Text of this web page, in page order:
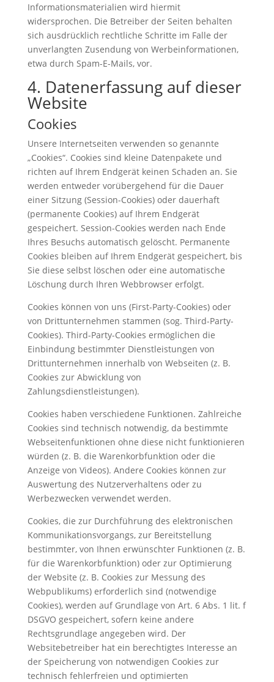
Informationsmaterialien wird hiermit
widersprochen. Die Betreiber der Seiten behalten
sich ausdrücklich rechtliche Schritte im Falle der
unverlangten Zusendung von Werbeinformationen,
etwa durch Spam-E-Mails, vor.
4. Datenerfassung auf dieser
Website
Cookies
Unsere Internetseiten verwenden so genannte
„Cookies“. Cookies sind kleine Datenpakete und
richten auf Ihrem Endgerät keinen Schaden an. Sie
werden entweder vorübergehend für die Dauer
einer Sitzung (Session-Cookies) oder dauerhaft
(permanente Cookies) auf Ihrem Endgerät
gespeichert. Session-Cookies werden nach Ende
Ihres Besuchs automatisch gelöscht. Permanente
Cookies bleiben auf Ihrem Endgerät gespeichert, bis
Sie diese selbst löschen oder eine automatische
Löschung durch Ihren Webbrowser erfolgt.
Cookies können von uns (First-Party-Cookies) oder
von Drittunternehmen stammen (sog. Third-Party-
Cookies). Third-Party-Cookies ermöglichen die
Einbindung bestimmter Dienstleistungen von
Drittunternehmen innerhalb von Webseiten (z. B.
Cookies zur Abwicklung von
Zahlungsdienstleistungen).
Cookies haben verschiedene Funktionen. Zahlreiche
Cookies sind technisch notwendig, da bestimmte
Webseitenfunktionen ohne diese nicht funktionieren
würden (z. B. die Warenkorbfunktion oder die
Anzeige von Videos). Andere Cookies können zur
Auswertung des Nutzerverhaltens oder zu
Werbezwecken verwendet werden.
Cookies, die zur Durchführung des elektronischen
Kommunikationsvorgangs, zur Bereitstellung
bestimmter, von Ihnen erwünschter Funktionen (z. B.
für die Warenkorbfunktion) oder zur Optimierung
der Website (z. B. Cookies zur Messung des
Webpublikums) erforderlich sind (notwendige
Cookies), werden auf Grundlage von Art. 6 Abs. 1 lit. f
DSGVO gespeichert, sofern keine andere
Rechtsgrundlage angegeben wird. Der
Websitebetreiber hat ein berechtigtes Interesse an
der Speicherung von notwendigen Cookies zur
technisch fehlerfreien und optimierten